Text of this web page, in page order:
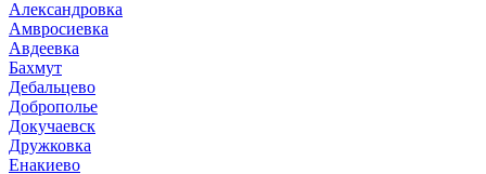
Александровка
Амвросиевка
Авдеевка
Бахмут
Дебальцево
Доброполье
Докучаевск
Дружковка
Енакиево